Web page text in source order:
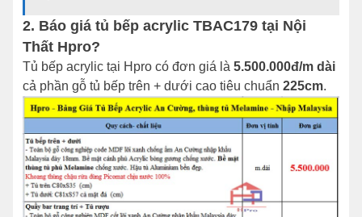
2. Báo giá tủ bếp acrylic TBAC179 tại Nội
Thất Hpro?
Tủ bếp acrylic tại Hpro có đơn giá là 5.500.000đ/m dài
cả phần gỗ tủ bếp trên + dưới cao tiêu chuẩn 225cm.